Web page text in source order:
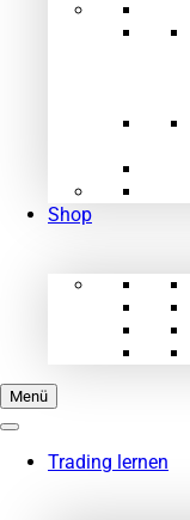
Shop
Menü
Trading lernen